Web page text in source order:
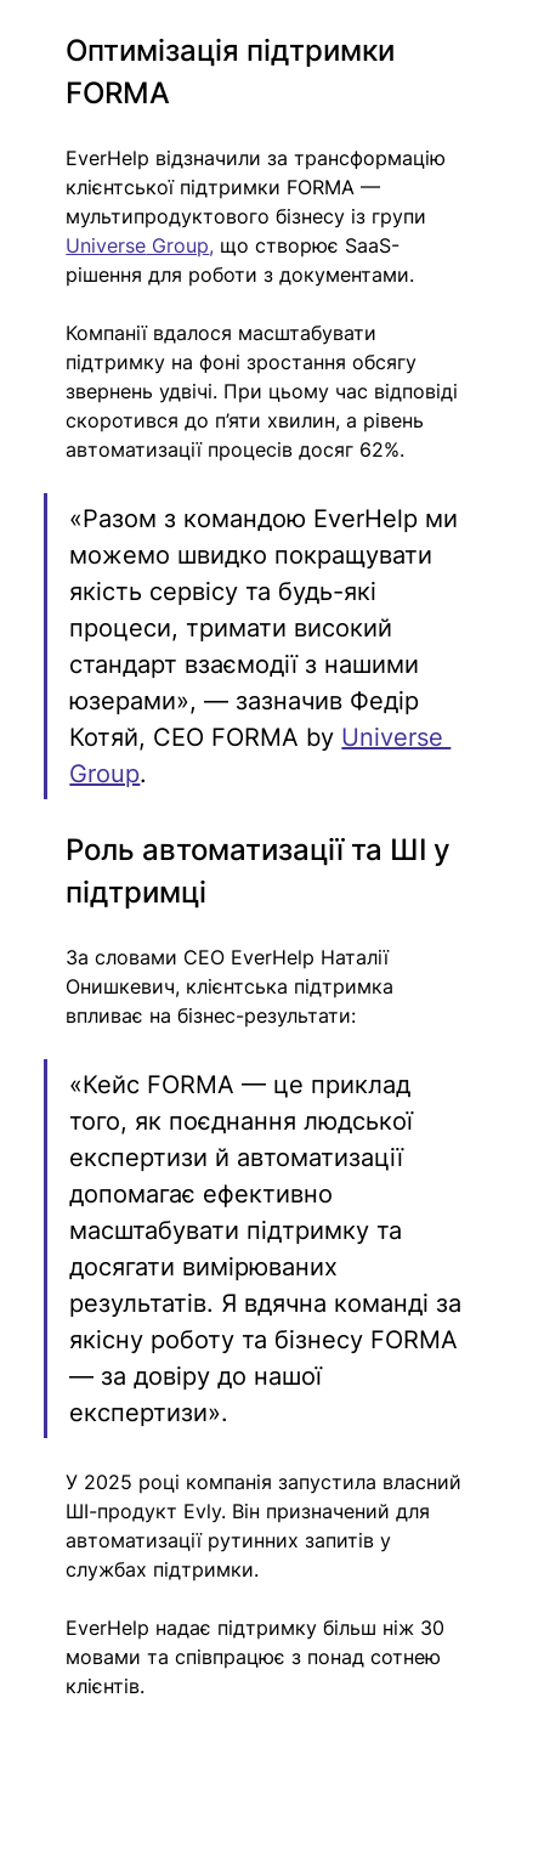
Оптимізація підтримки
FORMA
EverHelp відзначили за трансформацію
клієнтської підтримки FORMA —
мультипродуктового бізнесу із групи
Universe Group, що створює SaaS-
рішення для роботи з документами.
Компанії вдалося масштабувати
підтримку на фоні зростання обсягу
звернень удвічі. При цьому час відповіді
скоротився до п’яти хвилин, а рівень
автоматизації процесів досяг 62%.
«Разом з командою EverHelp ми
можемо швидко покращувати
якість сервісу та будь-які
процеси, тримати високий
стандарт взаємодії з нашими
юзерами», — зазначив Федір
Котяй, CEO FORMA by Universe
Group.
Роль автоматизації та ШІ у
підтримці
За словами CEO EverHelp Наталії
Онишкевич, клієнтська підтримка
впливає на бізнес-результати:
«Кейс FORMA — це приклад
того, як поєднання людської
експертизи й автоматизації
допомагає ефективно
масштабувати підтримку та
досягати вимірюваних
результатів. Я вдячна команді за
якісну роботу та бізнесу FORMA
— за довіру до нашої
експертизи».
У 2025 році компанія запустила власний
ШІ-продукт Evly. Він призначений для
автоматизації рутинних запитів у
службах підтримки.
EverHelp надає підтримку більш ніж 30
мовами та співпрацює з понад сотнею
клієнтів.